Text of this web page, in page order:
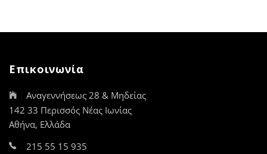
επιλογές
επιλεγούν
σελίδα
του
Επικοινωνία
Αναγεννήσεως 28 & Μηδείας
142 33 Περισσός Νέας Ιωνίας
Αθήνα, Ελλάδα
215 55 15 935